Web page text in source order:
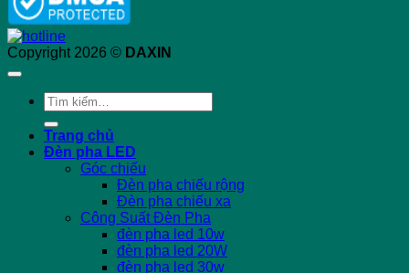
Copyright 2026 © DAXIN
Tìm
kiếm:
Trang chủ
Đèn pha LED
Góc chiếu
Đèn pha chiếu rộng
Đèn pha chiếu xa
Công Suất Đèn Pha
đèn pha led 10w
đèn pha led 20W
đèn pha led 30w